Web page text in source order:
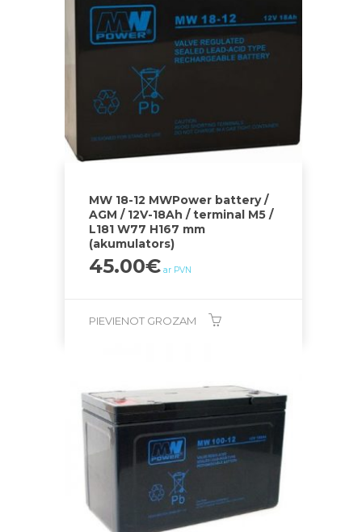
MW 18-12 MWPower battery /
AGM / 12V-18Ah / terminal M5 /
L181 W77 H167 mm
(akumulators)
45.00€ ar PVN
PIEVIENOT GROZAM